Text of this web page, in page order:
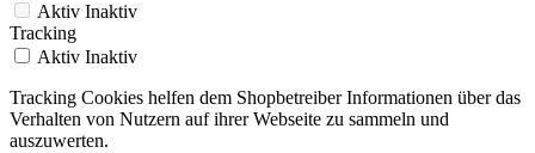
Aktiv Inaktiv
Tracking
Aktiv Inaktiv
Tracking Cookies helfen dem Shopbetreiber Informationen über das
Verhalten von Nutzern auf ihrer Webseite zu sammeln und
auszuwerten.